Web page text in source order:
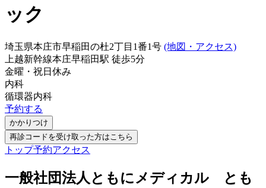
ック
埼玉県本庄市早稲田の杜2丁目1番1号 (地図・アクセス)
上越新幹線本庄早稲田駅 徒歩5分
金曜・祝日 休み
内科
循環器内科
予約する
かかりつけ
再診コードを受け取った方はこちら
トップ予約アクセス
一般社団法人ともにメディカル とも